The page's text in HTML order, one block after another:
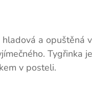
a opuštěná
Tygřinka
v posteli.